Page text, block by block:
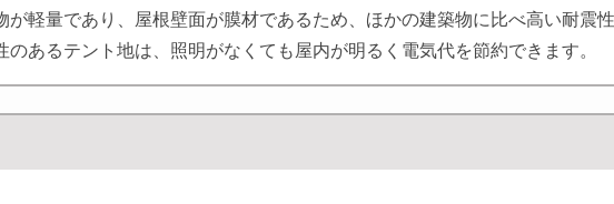
が軽量であり、屋根壁面が膜材であるため、ほかの建築物に比べ高い耐震性
のあるテント地は、照明がなくても屋内が明るく電気代を節約できます。